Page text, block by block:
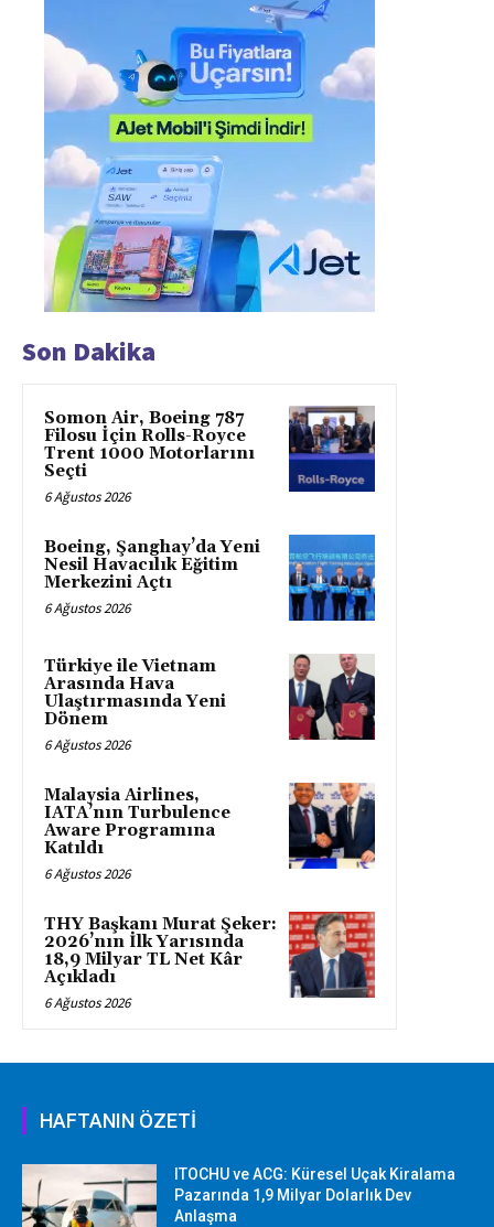
Son Dakika
Somon Air, Boeing 787
Filosu İçin Rolls-Royce
Trent 1000 Motorlarını
Seçti
6 Ağustos 2026
Boeing, Şanghay’da Yeni
Nesil Havacılık Eğitim
Merkezini Açtı
6 Ağustos 2026
Türkiye ile Vietnam
Arasında Hava
Ulaştırmasında Yeni
Dönem
6 Ağustos 2026
Malaysia Airlines,
IATA’nın Turbulence
Aware Programına
Katıldı
6 Ağustos 2026
THY Başkanı Murat Şeker:
2026’nın İlk Yarısında
18,9 Milyar TL Net Kâr
Açıkladı
6 Ağustos 2026
HAFTANIN ÖZETİ
ITOCHU ve ACG: Küresel Uçak Kiralama
Pazarında 1,9 Milyar Dolarlık Dev
Anlaşma